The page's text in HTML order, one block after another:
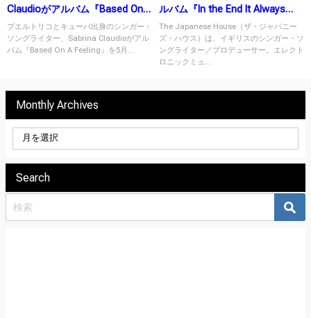
Claudioがアルバム『Based On A
Feeling』を5月6日にリリース！
プエルトリコとキューバ出身のシンガー・
ソングライター、Sabrina Claudioがアル
バム『Based On A Feeling』を5月...
ルバム『In the End It Always
Does』を6月30日にリリース！
The Japanese House（ザ・ジャパニー
ズ・ハウス）は、イギリスのシンガー・ソ
ングライター／プロデューサー。エレクト
ロニックミュ...
Monthly Archives
Search